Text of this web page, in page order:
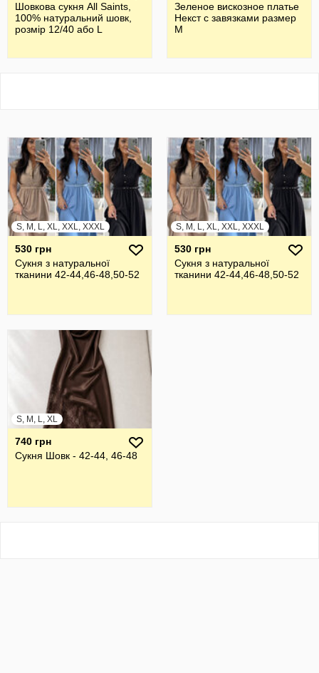
Шовкова cукня All Saints,
100% натуральний шовк,
розмір 12/40 або L
Зеленое вискозное платье
Некст с завязками размер
М
S, M, L, XL, XXL, XXXL
530 грн
Сукня з натуральної
тканини 42-44,46-48,50-52
S, M, L, XL, XXL, XXXL
530 грн
Сукня з натуральної
тканини 42-44,46-48,50-52
S, M, L, XL
740 грн
Сукня Шовк - 42-44, 46-48